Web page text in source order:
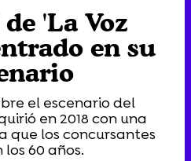
'La Voz
en su
el escenario del
en 2018 con una
que los concursantes
60 años.